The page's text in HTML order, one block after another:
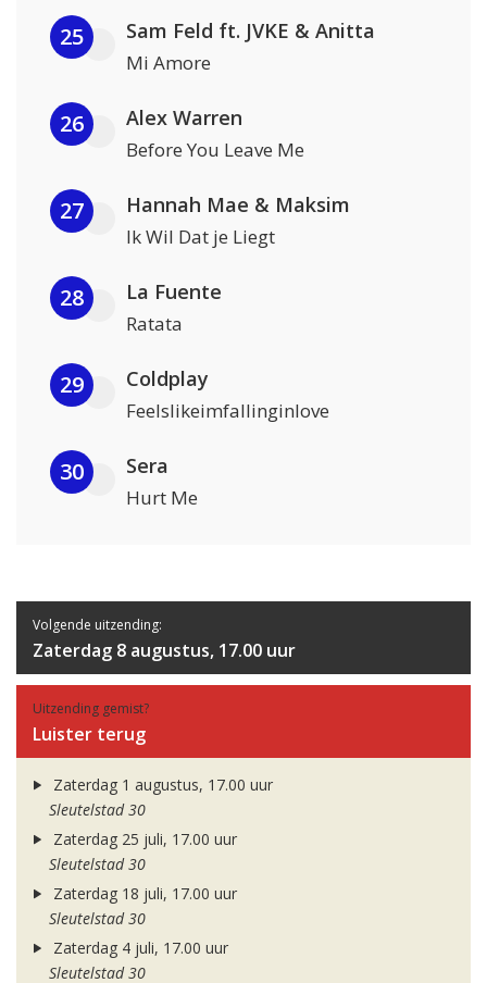
25 Sam Feld ft. JVKE & Anitta
Mi Amore
26 Alex Warren
Before You Leave Me
27 Hannah Mae & Maksim
Ik Wil Dat je Liegt
28 La Fuente
Ratata
29 Coldplay
Feelslikeimfallinginlove
30 Sera
Hurt Me
Volgende uitzending:
Zaterdag 8 augustus, 17.00 uur
Uitzending gemist?
Luister terug
Zaterdag 1 augustus, 17.00 uur
Sleutelstad 30
Zaterdag 25 juli, 17.00 uur
Sleutelstad 30
Zaterdag 18 juli, 17.00 uur
Sleutelstad 30
Zaterdag 4 juli, 17.00 uur
Sleutelstad 30